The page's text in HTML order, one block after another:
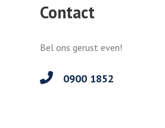
Contact
Bel ons gerust even!
0900 1852